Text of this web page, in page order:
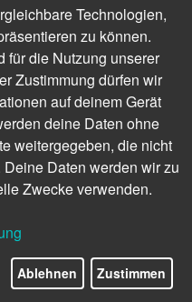
in
Technologien,
zu können.
für die Nutzung unserer
Zustimmung dürfen wir
auf deinem Gerät
deine Daten ohne
weitergegeben, die nicht
Daten werden wir zu
Zwecke verwenden.
Ablehnen Zustimmen